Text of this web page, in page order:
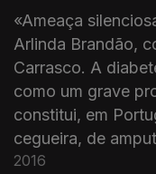
«Ameaça
Arlinda Brandão,
Carrasco. A
como um grave
constitui, em
cegueira, de
2016